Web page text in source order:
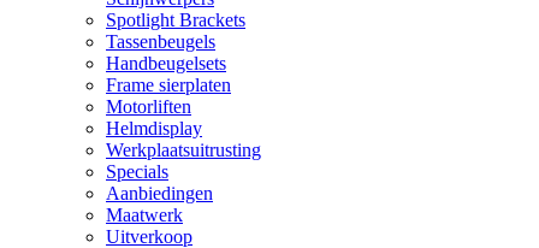
Spotlight Brackets
Tassenbeugels
Handbeugelsets
Frame sierplaten
Motorliften
Helmdisplay
Werkplaatsuitrusting
Specials
Aanbiedingen
Maatwerk
Uitverkoop